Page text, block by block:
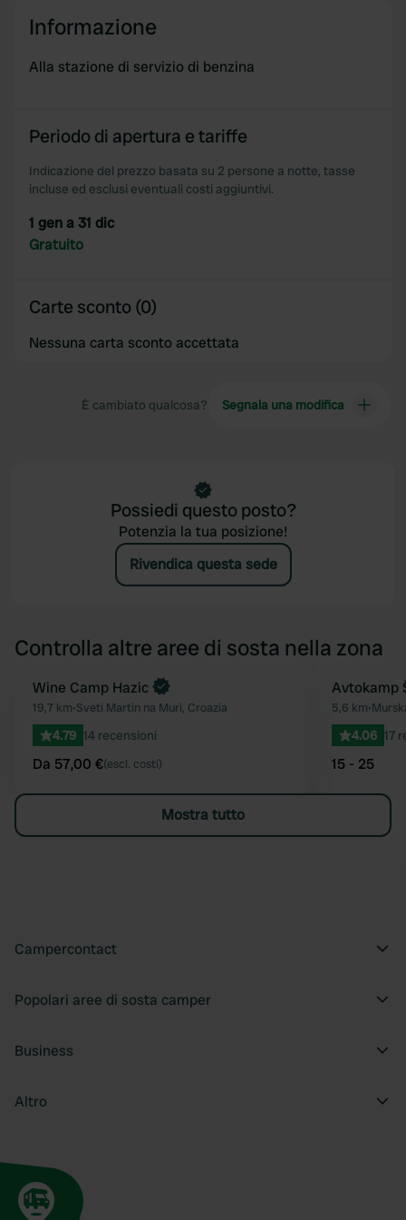
provide social media features and to analyse our traffic.
our social media, advertising and analytics partners who
of their services.
Informazione
Alla stazione di servizio di benzina
Periodo di apertura e tariffe
Indicazione del prezzo basata su 2 persone a notte, tasse
incluse ed esclusi eventuali costi aggiuntivi.
1 gen a 31 dic
Gratuito
Carte sconto (0)
Nessuna carta sconto accettata
È cambiato qualcosa? Segnala una modifica
Possiedi questo posto?
Potenzia la tua posizione!
Rivendica questa sede
Controlla altre aree di sosta nella zona
Preferito
Prenota ora
Wine Camp Hazic
19,7 km•Sveti Martin na Muri, Croazia
4.79 14 recensioni
Da 57,00 €(escl. costi)
Avtokamp
5,6 km•
4.06 17
15 - 25
Mostra tutto
Campercontact
Popolari aree di sosta camper
Business
Altro